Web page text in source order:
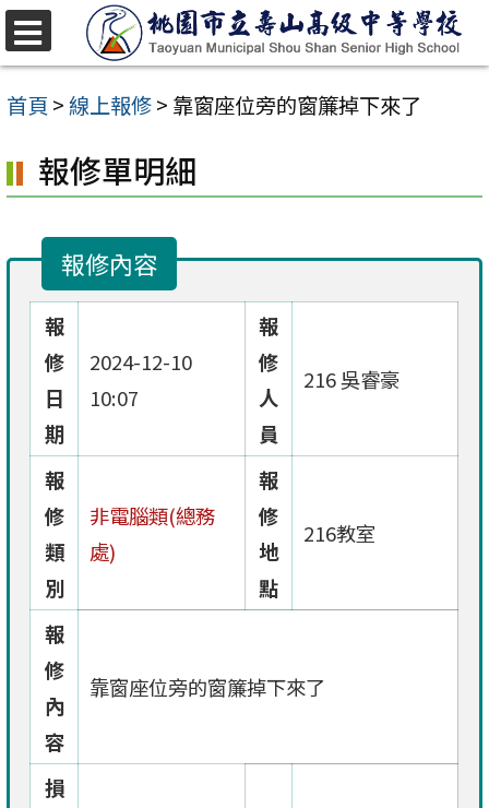
跳
至
主
內
容
首頁 >線上報修> 靠窗座位旁的窗簾掉下來了
報修單明細
報修內容
報
修
日
期
2024-12-10
10:07
報
修
人
員
216 吳睿豪
報
修
類
別
非電腦類(總務
處)
報
修
地
點
216教室
報
修
內
容
靠窗座位旁的窗簾掉下來了
損
選
單